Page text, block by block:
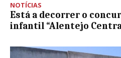
NOTÍCIAS
Está a decorrer o
infantil “Alentejo